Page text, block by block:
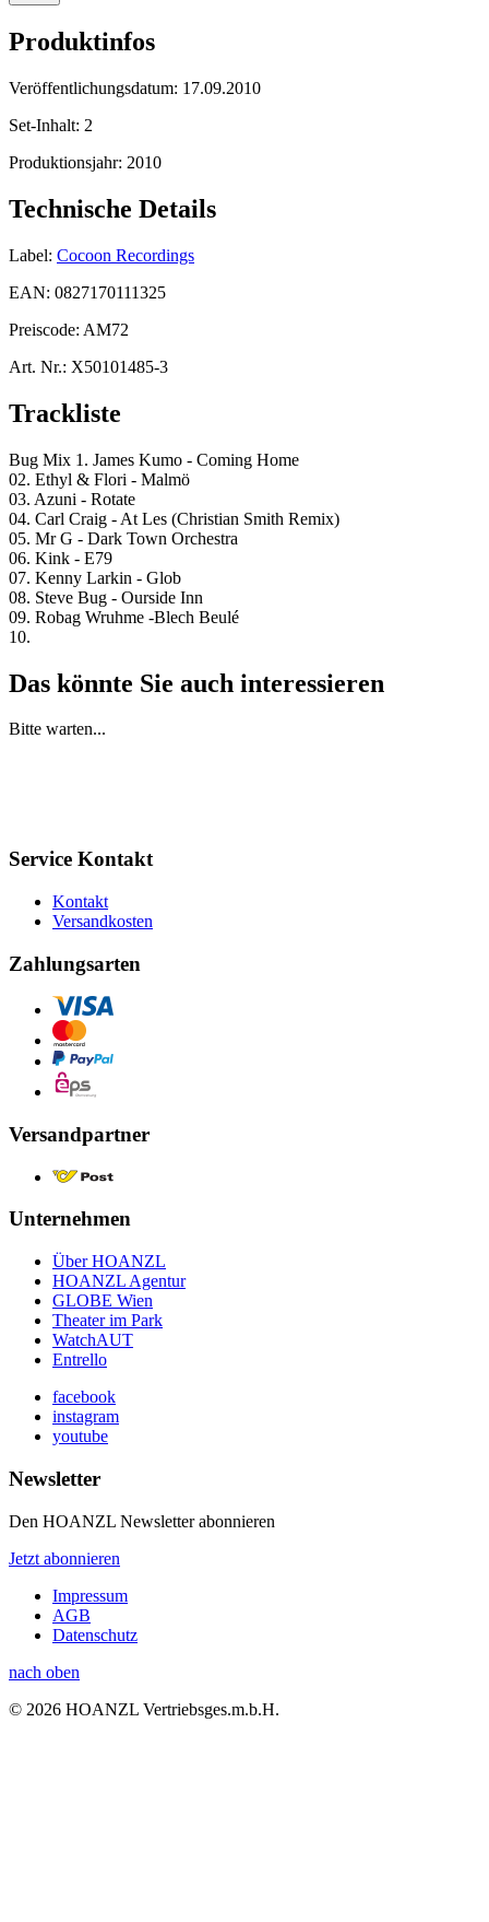
Produktinfos
Veröffentlichungsdatum: 17.09.2010
Set-Inhalt: 2
Produktionsjahr: 2010
Technische Details
Label: Cocoon Recordings
EAN: 0827170111325
Preiscode: AM72
Art. Nr.: X50101485-3
Trackliste
Bug Mix 1. James Kumo - Coming Home
02. Ethyl & Flori - Malmö
03. Azuni - Rotate
04. Carl Craig - At Les (Christian Smith Remix)
05. Mr G - Dark Town Orchestra
06. Kink - E79
07. Kenny Larkin - Glob
08. Steve Bug - Ourside Inn
09. Robag Wruhme -Blech Beulé
10.
Das könnte Sie auch interessieren
Bitte warten...
Service Kontakt
Kontakt
Versandkosten
Zahlungsarten
Versandpartner
Unternehmen
Über HOANZL
HOANZL Agentur
GLOBE Wien
Theater im Park
WatchAUT
Entrello
facebook
instagram
youtube
Newsletter
Den HOANZL Newsletter abonnieren
Jetzt abonnieren
Impressum
AGB
Datenschutz
nach oben
© 2026 HOANZL Vertriebsges.m.b.H.